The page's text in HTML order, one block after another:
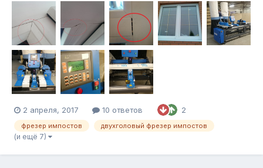
импостов с числовым программным управлением VSTEC F1
Станок прошел испытания в полевых условиях на площадях
оконного завода Лабрадор в Санкт-Пет...
2 апреля, 2017 10 ответов 2
фрезер импостов двухголовый фрезер импостов
(и ещё 7)